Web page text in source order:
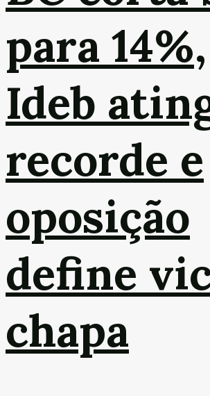
para 14%,
Ideb
recorde e
oposição
define
chapa